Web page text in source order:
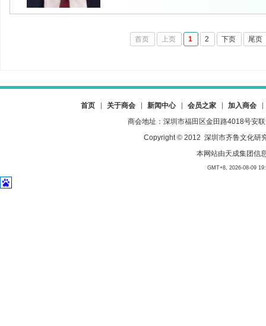
首页 上页 1 2 下页 尾页
首页 关于商会 新闻中心 会员之家
加入商会
商会地址：深圳市福田区金田路4018号
Copyright © 2012 深圳市齐鲁文化研
本网站由天成集团信
GMT+8, 2026-08-09